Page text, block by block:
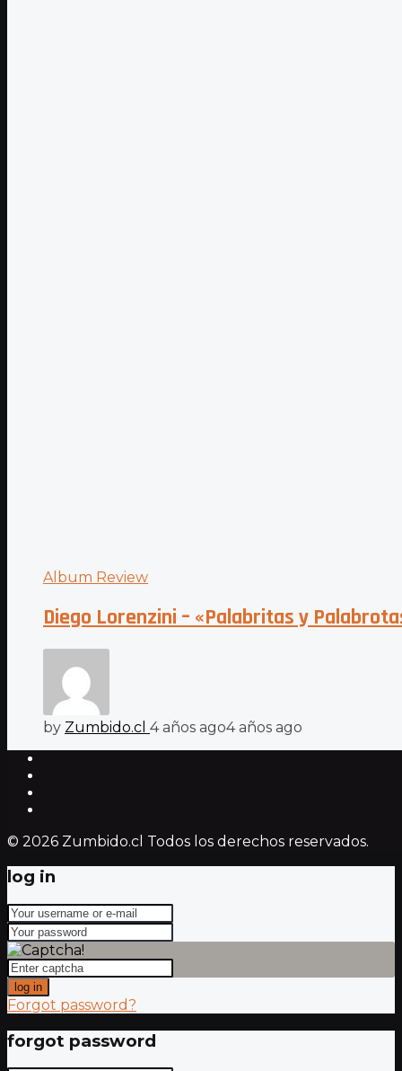
Album Review
Diego Lorenzini – «Palabritas y
by Zumbido.cl 4 años ago4 años ago
© 2026 Zumbido.cl Todos los derechos reservados.
log in
log in
Forgot password?
forgot password